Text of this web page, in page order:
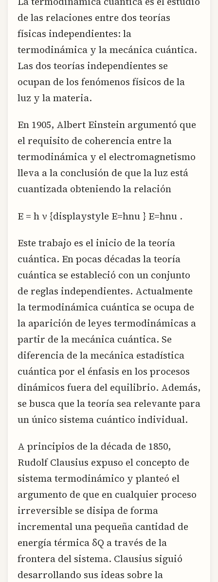
de las relaciones entre dos teorías
físicas independientes: la
termodinámica y la mecánica cuántica.
Las dos teorías independientes se
ocupan de los fenómenos físicos de la
luz y la materia.
En 1905, Albert Einstein argumentó que
el requisito de coherencia entre la
termodinámica y el electromagnetismo
lleva a la conclusión de que la luz está
cuantizada obteniendo la relación
E = h ν {displaystyle E=hnu } E=hnu .
Este trabajo es el inicio de la teoría
cuántica. En pocas décadas la teoría
cuántica se estableció con un conjunto
de reglas independientes. Actualmente
la termodinámica cuántica se ocupa de
la aparición de leyes termodinámicas a
partir de la mecánica cuántica. Se
diferencia de la mecánica estadística
cuántica por el énfasis en los procesos
dinámicos fuera del equilibrio. Además,
se busca que la teoría sea relevante para
un único sistema cuántico individual.
A principios de la década de 1850,
Rudolf Clausius expuso el concepto de
sistema termodinámico y planteó el
argumento de que en cualquier proceso
irreversible se disipa de forma
incremental una pequeña cantidad de
energía térmica δQ a través de la
frontera del sistema. Clausius siguió
desarrollando sus ideas sobre la